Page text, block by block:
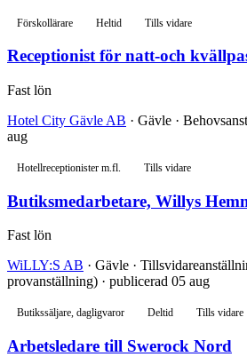
Förskollärare Heltid Tills vidare
Receptionist för natt-och
Fast lön
Hotel City Gävle AB · Gävle ·
aug
Hotellreceptionister m.fl. Tills vidare
Butiksmedarbetare, Willys
Fast lön
WiLLY:S AB · Gävle ·
provanställning) · publicerad 05 aug
Butikssäljare, dagligvaror Deltid Tills vidare
Arbetsledare till Swerock Nord